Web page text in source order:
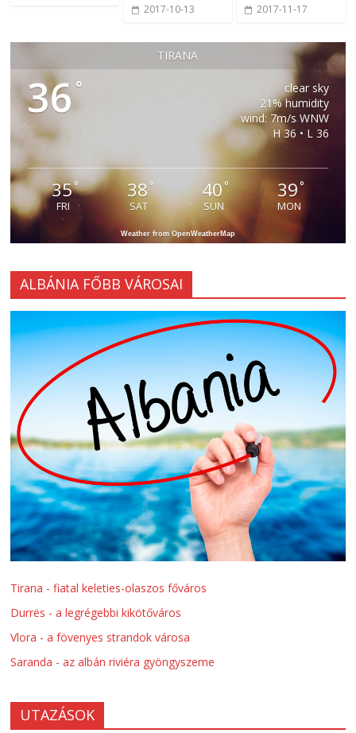
2017-10-13 2017-11-17
TIRANA
36°
clear sky
21% humidity
wind: 7m/s WNW
H 36 • L 36
35°
FRI
38°
SAT
40 °
SUN
39°
MON
Weather from OpenWeatherMap
ALBÁNIA FŐBB VÁROSAI
Tirana - fiatal keleties-olaszos főváros
Durrës - a legrégebbi kikötőváros
Vlora - a fövenyes strandok városa
Saranda - az albán riviéra gyöngyszeme
UTAZÁSOK